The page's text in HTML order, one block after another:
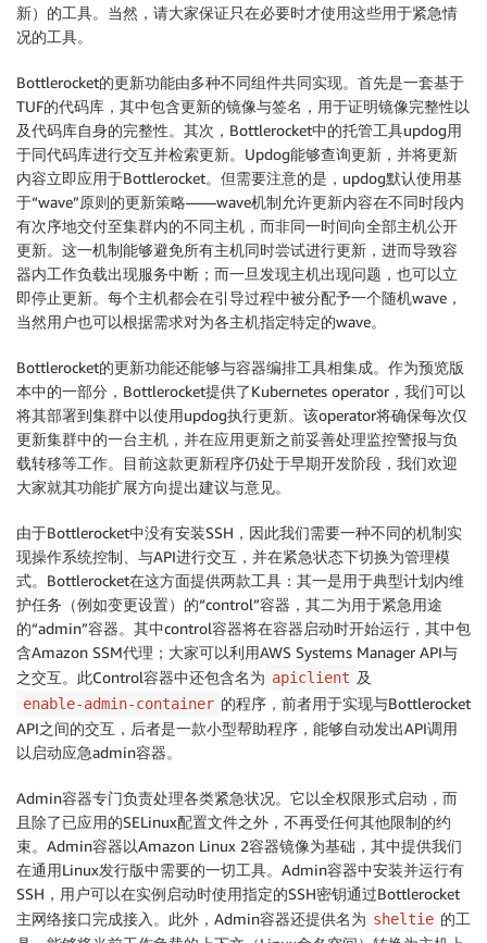
新）的工具。当然，请大家保证只在必要时才使用这些用于紧急情
况的工具。
Bottlerocket的更新功能由多种不同组件共同实现。首先是一套基于
TUF的代码库，其中包含更新的镜像与签名，用于证明镜像完整性以
及代码库自身的完整性。其次，Bottlerocket中的托管工具updog用
于同代码库进行交互并检索更新。Updog能够查询更新，并将更新
内容立即应用于Bottlerocket。但需要注意的是，updog默认使用基
于“wave”原则的更新策略——wave机制允许更新内容在不同时段内
有次序地交付至集群内的不同主机，而非同一时间向全部主机公开
更新。这一机制能够避免所有主机同时尝试进行更新，进而导致容
器内工作负载出现服务中断；而一旦发现主机出现问题，也可以立
即停止更新。每个主机都会在引导过程中被分配予一个随机wave，
当然用户也可以根据需求对为各主机指定特定的wave。
Bottlerocket的更新功能还能够与容器编排工具相集成。作为预览版
本中的一部分，Bottlerocket提供了Kubernetes operator，我们可以
将其部署到集群中以使用updog执行更新。该operator将确保每次仅
更新集群中的一台主机，并在应用更新之前妥善处理监控警报与负
载转移等工作。目前这款更新程序仍处于早期开发阶段，我们欢迎
大家就其功能扩展方向提出建议与意见。
由于Bottlerocket中没有安装SSH，因此我们需要一种不同的机制实
现操作系统控制、与API进行交互，并在紧急状态下切换为管理模
式。Bottlerocket在这方面提供两款工具：其一是用于典型计划内维
护任务（例如变更设置）的“control”容器，其二为用于紧急用途
的“admin”容器。其中control容器将在容器启动时开始运行，其中包
含Amazon SSM代理；大家可以利用AWS Systems Manager API与
之交互。此Control容器中还包含名为 apiclient 及
enable-admin-container 的程序，前者用于实现与Bottlerocket
API之间的交互，后者是一款小型帮助程序，能够自动发出API调用
以启动应急admin容器。
Admin容器专门负责处理各类紧急状况。它以全权限形式启动，而
且除了已应用的SELinux配置文件之外，不再受任何其他限制的约
束。Admin容器以Amazon Linux 2容器镜像为基础，其中提供我们
在通用Linux发行版中需要的一切工具。Admin容器中安装并运行有
SSH，用户可以在实例启动时使用指定的SSH密钥通过Bottlerocket
主网络接口完成接入。此外，Admin容器还提供名为 sheltie 的工